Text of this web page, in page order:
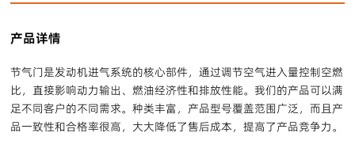
产品详情
节气门是发动机进气系统的核心部件，通过调节空气进入量控制空燃
比，直接影响动力输出、燃油经济性和排放性能。我们的产品可以满
足不同客户的不同需求。种类丰富，产品型号覆盖范围广泛，而且产
品一致性和合格率很高，大大降低了售后成本，提高了产品竞争力。